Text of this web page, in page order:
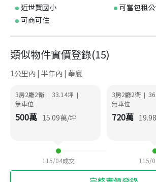
近世賢國小
可當包租
可商可住
類似物件實價登錄(15)
1公里內 | 半年內 | 華廈
3房2廳2衛 | 33.14坪 |
無車位
500萬 15.09萬/坪
115/04成交
3房2廳2衛 |
無車位
720萬 19.98
115/